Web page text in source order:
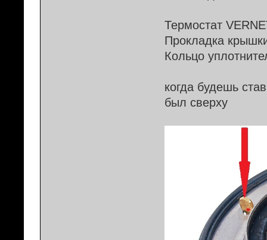
Термостат
Прокладка
Кольцо
когда будешь
был сверху